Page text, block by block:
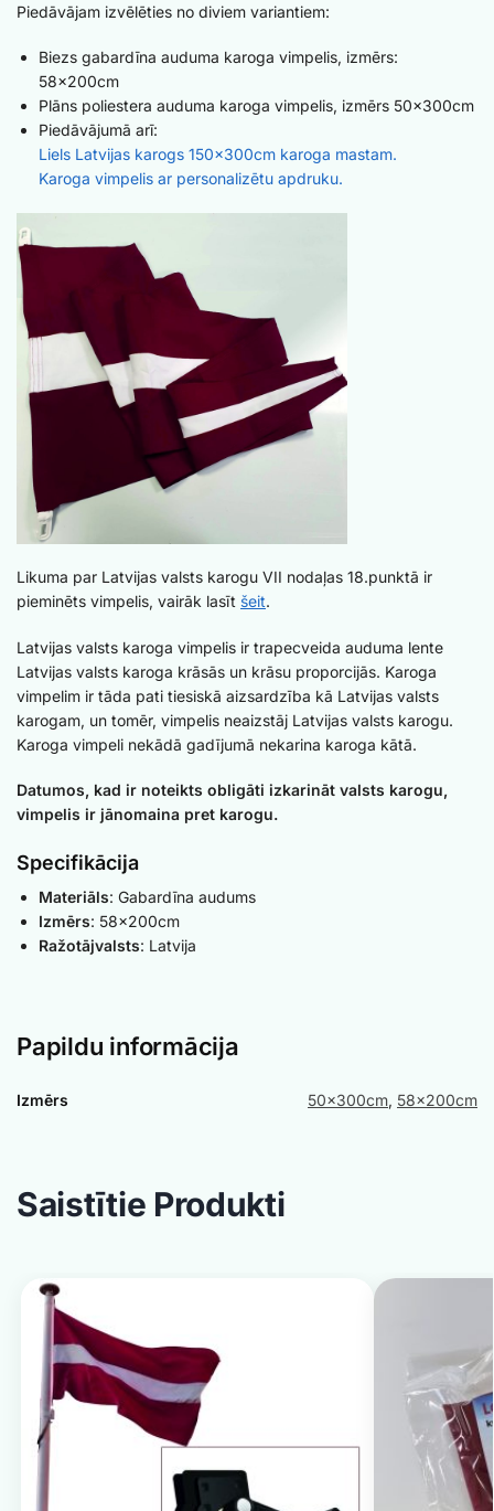
Piedāvājam izvēlēties no diviem variantiem:
Biezs gabardīna auduma karoga vimpelis, izmērs:
58x200cm
Plāns poliestera auduma karoga vimpelis, izmērs 50x300cm
Piedāvājumā arī:
Liels Latvijas karogs 150x300cm karoga mastam.
Karoga vimpelis ar personalizētu apdruku.
Likuma par Latvijas valsts karogu VII nodaļas 18.punktā ir
pieminēts vimpelis, vairāk lasīt šeit.
Latvijas valsts karoga vimpelis ir trapecveida auduma lente
Latvijas valsts karoga krāsās un krāsu proporcijās. Karoga
vimpelim ir tāda pati tiesiskā aizsardzība kā Latvijas valsts
karogam, un tomēr, vimpelis neaizstāj Latvijas valsts karogu.
Karoga vimpeli nekādā gadījumā nekarina karoga kātā.
Datumos, kad ir noteikts obligāti izkarināt valsts karogu,
vimpelis ir jānomaina pret karogu.
Specifikācija
Materiāls: Gabardīna audums
Izmērs: 58x200cm
Ražotājvalsts: Latvija
Papildu informācija
Izmērs 50x300cm, 58x200cm
Saistītie Produkti